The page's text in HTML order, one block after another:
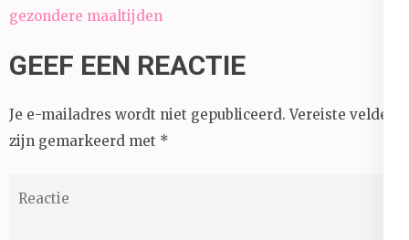
gezondere maaltijden
GEEF EEN REACTIE
Je e-mailadres wordt niet gepubliceerd. Vereiste velden
zijn gemarkeerd met *